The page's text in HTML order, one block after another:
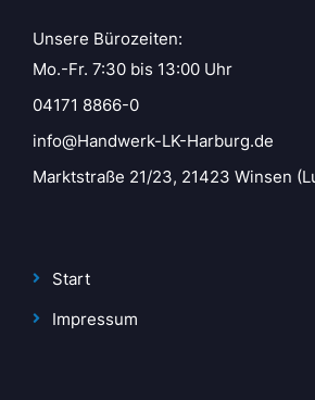
Unsere Bürozeiten:
Mo.-Fr. 7:30 bis 13:00 Uhr
04171 8866-0
info@Handwerk-LK-Harburg.de
Marktstraße 21/23, 21423 Winsen
Start
Impressum